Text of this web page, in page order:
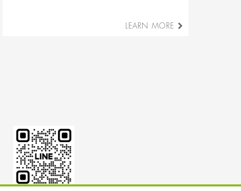
LEARN MORE